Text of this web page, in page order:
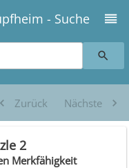
- Suche
Zurück Nächste
2
Merkfähigkeit